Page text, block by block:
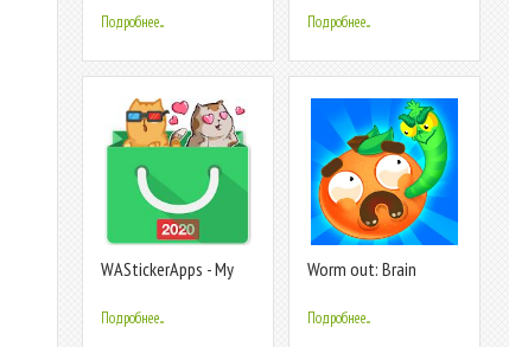
WAStickerApps
Подробнее...
2020
Подробнее...
WAStickerApps - My
WhatsApp
Подробнее...
Worm out: Brain
Подробнее...